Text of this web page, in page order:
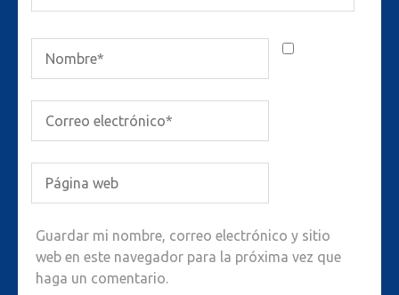
Guardar mi nombre, correo electrónico y sitio
web en este navegador para la próxima vez que
haga un comentario.